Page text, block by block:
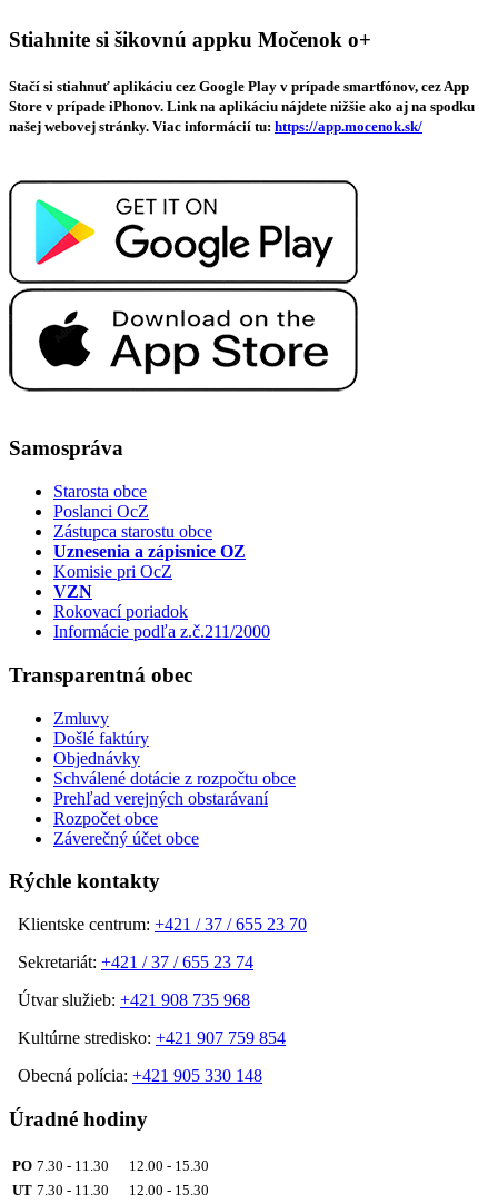
Stiahnite si šikovnú appku Močenok o+
Stačí si stiahnuť aplikáciu cez Google Play v prípade smartfónov, cez App
Store v prípade iPhonov. Link na aplikáciu nájdete nižšie ako aj na spodku
našej webovej stránky. Viac informácií tu: https://app.mocenok.sk/
Samospráva
Starosta obce
Poslanci OcZ
Zástupca starostu obce
Uznesenia a zápisnice OZ
Komisie pri OcZ
VZN
Rokovací poriadok
Informácie podľa z.č.211/2000
Transparentná obec
Zmluvy
Došlé faktúry
Objednávky
Schválené dotácie z rozpočtu obce
Prehľad verejných obstarávaní
Rozpočet obce
Záverečný účet obce
Rýchle kontakty
Klientske centrum: +421 / 37 / 655 23 70
Sekretariát: +421 / 37 / 655 23 74
Útvar služieb: +421 908 735 968
Kultúrne stredisko: +421 907 759 854
Obecná polícia: +421 905 330 148
Úradné hodiny
PO 7.30 - 11.30 12.00 - 15.30
UT 7.30 - 11.30 12.00 - 15.30